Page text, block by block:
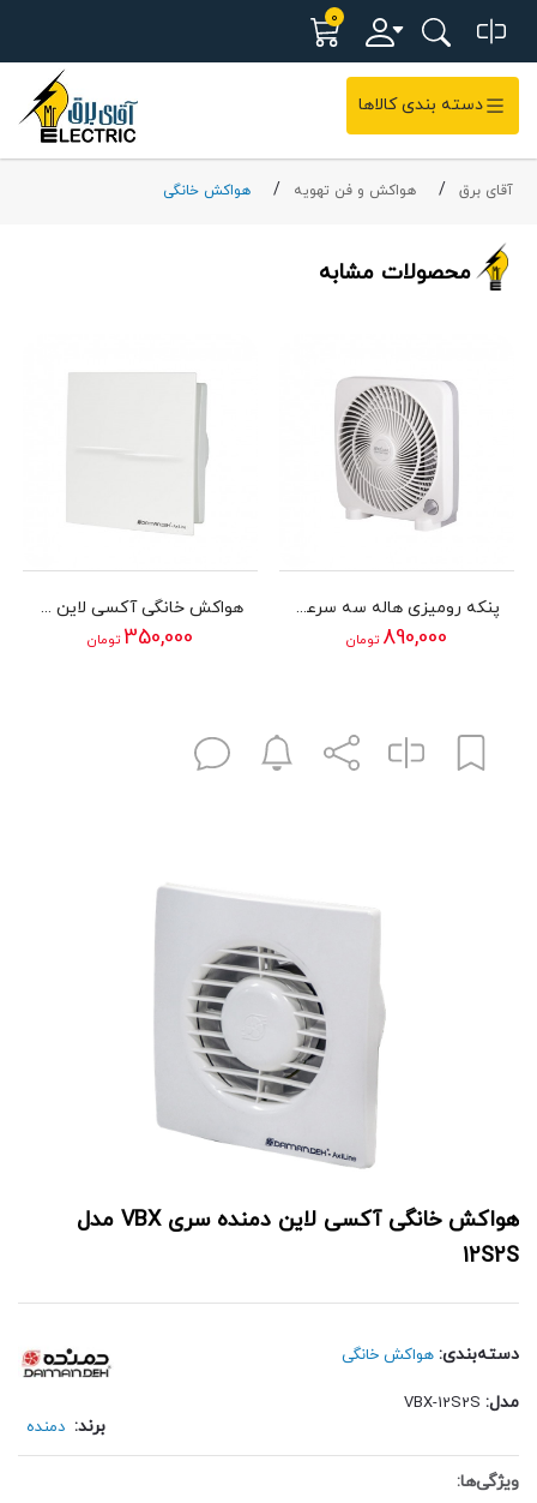
0
دسته بندی کالاها
آقای برق هواکش و فن تهویه هواکش خانگی
محصولات مشابه
پنکه رومیزی هاله سه سرعته دمنده سری FTF مدل 20H2S
890,000 تومان
هواکش خانگی آکسی لاین دمنده سری VBX-IP45 مدل 10S2S
350,000 تومان
هواکش خانگی آکسی لاین دمنده سری VBX مدل
12S2S
دسته‌بندی: هواکش خانگی
مدل:
برند: دمنده